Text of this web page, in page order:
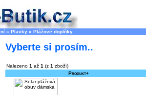
» Plavky » Plážové doplňky
Vyberte si prosím..
Nalezeno 1 až 1 (z 1 zboží)
Produkt+